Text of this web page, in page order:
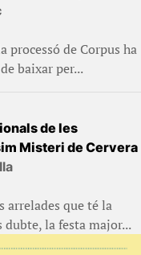
processó de Corpus ha
baixar per...
de les
Misteri de Cervera
arrelades que té la
dubte, la festa major...